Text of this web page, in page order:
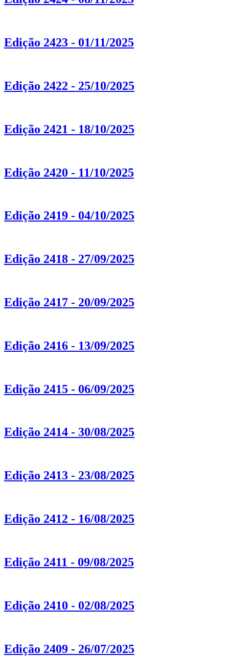
Edição 2423 - 01/11/2025
Edição 2422 - 25/10/2025
Edição 2421 - 18/10/2025
Edição 2420 - 11/10/2025
Edição 2419 - 04/10/2025
Edição 2418 - 27/09/2025
Edição 2417 - 20/09/2025
Edição 2416 - 13/09/2025
Edição 2415 - 06/09/2025
Edição 2414 - 30/08/2025
Edição 2413 - 23/08/2025
Edição 2412 - 16/08/2025
Edição 2411 - 09/08/2025
Edição 2410 - 02/08/2025
Edição 2409 - 26/07/2025